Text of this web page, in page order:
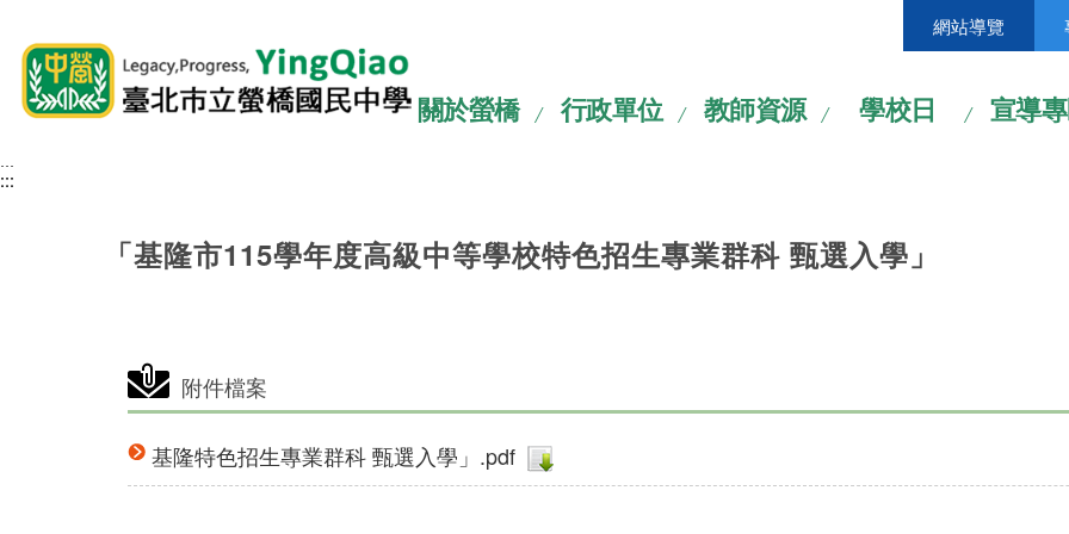
:::
網站導覽
關於螢橋 行政單位 教師資源 學校日 宣導
:::
:::
「基隆市115學年度高級中等學校特色招生專業群科 甄選入學」
附件檔案
基隆特色招生專業群科 甄選入學」.pdf